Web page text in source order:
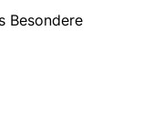
Besondere